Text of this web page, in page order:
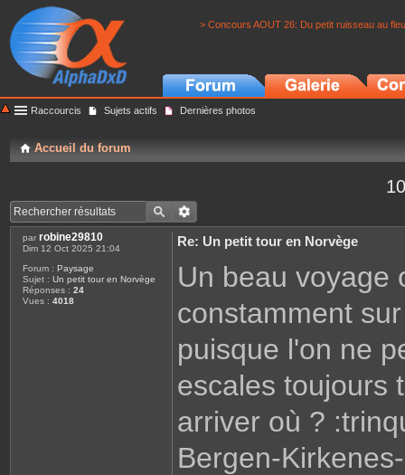
> Concours AOUT 26: Du petit ruisseau au
Raccourcis Sujets actifs Dernières photos
Accueil du forum
par robine29810
Dim 12 Oct 2025 21:04
Forum : Paysage
Sujet : Un petit tour en Norvège
Réponses : 24
Vues : 4018
Re: Un petit tour en Norvège
Un beau voyage
constamment
puisque l'on ne
escales toujours
arriver où ?
Bergen-